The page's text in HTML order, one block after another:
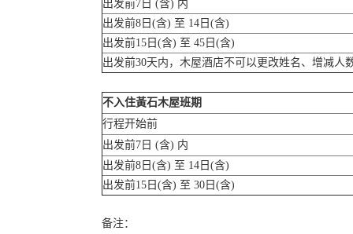
出发前7日 (含) 内
出发前8日(含) 至 14日(含)
出发前15日(含) 至 45日(含)
出发前30天内，木屋酒店不可以更改姓名、增减人
不入住黃石木屋班期
行程开始前
出发前7日 (含) 内
出发前8日(含) 至 14日(含)
出发前15日(含) 至 30日(含)
备注：